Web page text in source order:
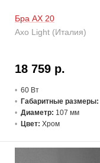
Бра AX 20
Axo Light (Италия)
18 759 р.
60 Вт
Габаритные размеры:
Диаметр: 107 мм
Цвет: Хром